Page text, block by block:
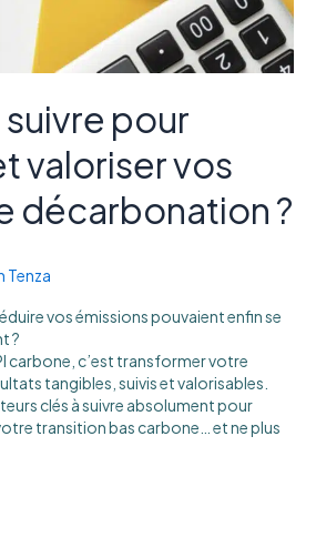
suivre pour
valoriser vos
décarbonation ?
Tenza
vos émissions pouvaient enfin se
?
carbone, c’est transformer votre
tangibles, suivis et valorisables.
clés à suivre absolument pour
transition bas carbone… et ne plus